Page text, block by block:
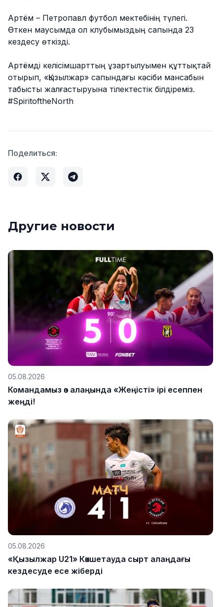
Артём – Петропавл футбол мектебінің түлегі.
Өткен маусымда ол клубымыздың сапында 23
кездесу өткізді.
Артёмді келісімшарттың ұзартылуымен құттықтай
отырып, «Қызылжар» сапындағы кәсіби мансабын
табысты жалғастыруына тілектестік білдіреміз.
#SpiritoftheNorth
Поделиться:
Другие новости
05.08.2026
Командамыз өз алаңында «Жеңісті» ірі есеппен
жеңді!
05.08.2026
«Қызылжар U21» Көкшетауда сырт алаңдағы
кездесуде есе жіберді